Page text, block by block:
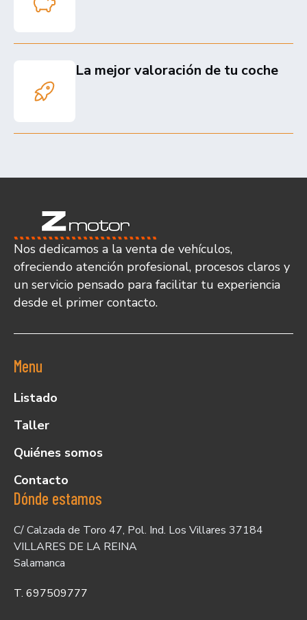
La mejor valoración de tu coche
Nos dedicamos a la venta de vehículos,
ofreciendo atención profesional, procesos claros y
un servicio pensado para facilitar tu experiencia
desde el primer contacto.
Menu
Listado
Taller
Quiénes somos
Contacto
Dónde estamos
C/ Calzada de Toro 47, Pol. Ind. Los Villares 37184
VILLARES DE LA REINA
Salamanca
T. 697509777